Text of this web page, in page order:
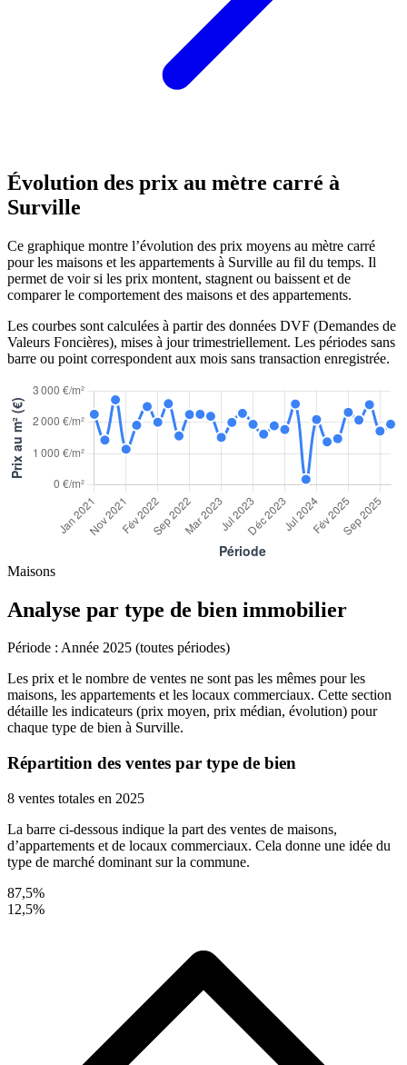
Évolution des prix au mètre carré à
Surville
Ce graphique montre l’évolution des prix moyens au mètre carré
pour les maisons et les appartements à Surville au fil du temps. Il
permet de voir si les prix montent, stagnent ou baissent et de
comparer le comportement des maisons et des appartements.
Les courbes sont calculées à partir des données DVF (Demandes de
Valeurs Foncières), mises à jour trimestriellement. Les périodes sans
barre ou point correspondent aux mois sans transaction enregistrée.
Maisons
Analyse par type de bien immobilier
Période : Année 2025 (toutes périodes)
Les prix et le nombre de ventes ne sont pas les mêmes pour les
maisons, les appartements et les locaux commerciaux. Cette section
détaille les indicateurs (prix moyen, prix médian, évolution) pour
chaque type de bien à Surville.
Répartition des ventes par type de bien
8 ventes totales en 2025
La barre ci-dessous indique la part des ventes de maisons,
d’appartements et de locaux commerciaux. Cela donne une idée du
type de marché dominant sur la commune.
87,5%
12,5%